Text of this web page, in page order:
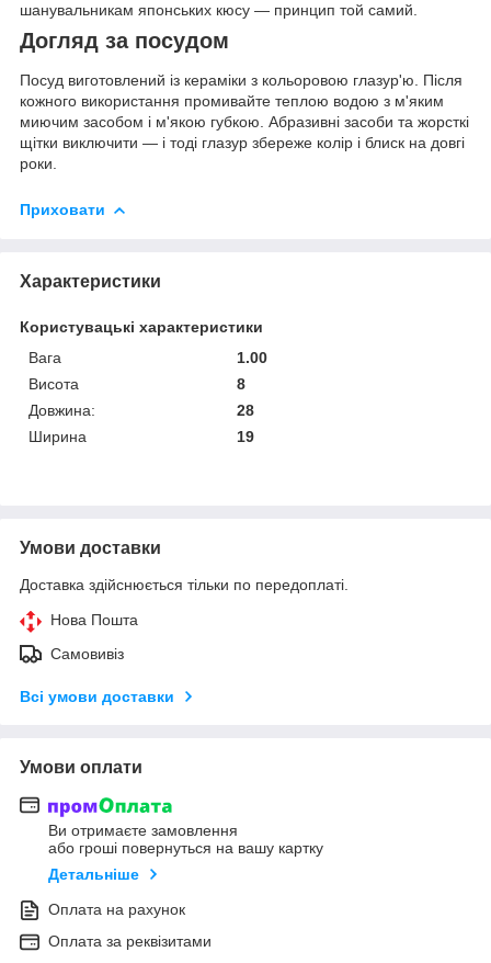
шанувальникам японських кюсу — принцип той самий.
Догляд за посудом
Посуд виготовлений із кераміки з кольоровою глазур'ю. Після
кожного використання промивайте теплою водою з м'яким
миючим засобом і м'якою губкою. Абразивні засоби та жорсткі
щітки виключити — і тоді глазур збереже колір і блиск на довгі
роки.
Приховати
Характеристики
Користувацькі характеристики
Вага
1.00
Висота
8
Довжина:
28
Ширина
19
Умови доставки
Доставка здійснюється тільки по передоплаті.
Нова Пошта
Самовивіз
Всі умови доставки
Умови оплати
Ви отримаєте замовлення
або гроші повернуться на вашу картку
Детальніше
Оплата на рахунок
Оплата за реквізитами